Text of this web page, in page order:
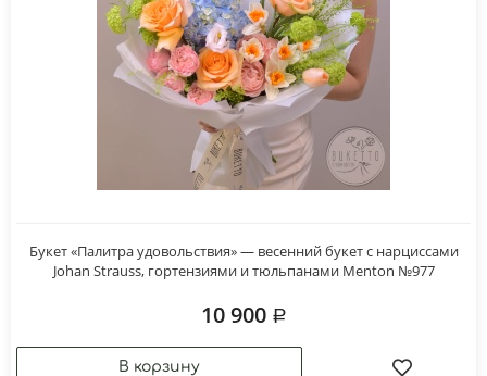
Букет «Палитра удовольствия» — весенний букет с нарциссами
Johan Strauss, гортензиями и тюльпанами Menton №977
10 900